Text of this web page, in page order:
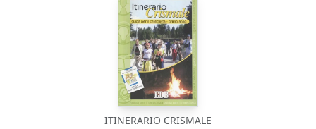
ITINERARIO CRISMALE